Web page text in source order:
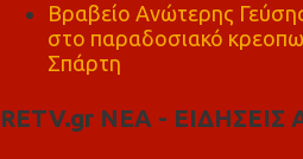
Βραβείο Ανώτερης
στο παραδοσιακό
Σπάρτη
RETV.gr ΝΕΑ -